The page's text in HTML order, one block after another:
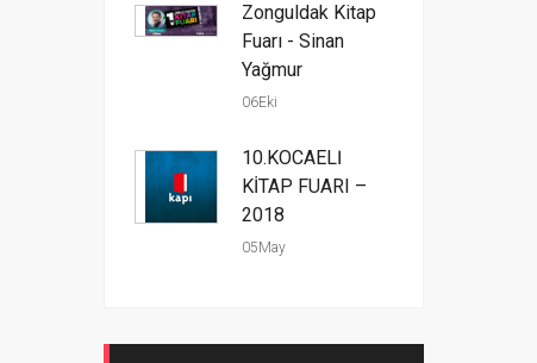
Zonguldak Kitap
Fuarı - Sinan
Yağmur
06Eki
10.KOCAELİ
KİTAP FUARI –
2018
05May